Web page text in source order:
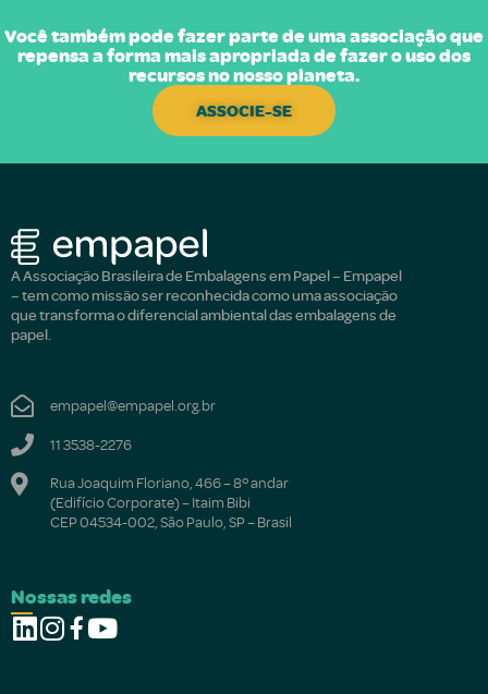
Você também pode fazer parte de uma associação que
repensa a forma mais apropriada de fazer o uso dos
recursos no nosso planeta.
ASSOCIE-SE
A Associação Brasileira de Embalagens em Papel – Empapel
– tem como missão ser reconhecida como uma associação
que transforma o diferencial ambiental das embalagens de
papel.
empapel@empapel.org.br
11 3538-2276
Rua Joaquim Floriano, 466 – 8º andar
(Edifício Corporate) – Itaim Bibi
CEP 04534-002, São Paulo, SP – Brasil
Nossas redes